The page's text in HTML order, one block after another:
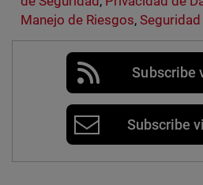
Manejo de Riesgos,
Subscribe
Subscribe